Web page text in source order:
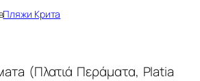
вПляжи Крита
(Πλατιά Περάματα, Platia